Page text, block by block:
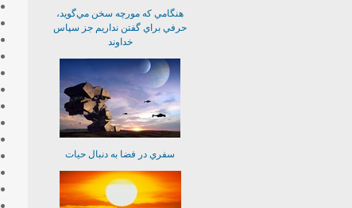
هنگامي كه مورچه سخن مي‌گويد،
حرفي براي گفتن نداريم جز سپاس
خداوند
سفري در فضا به دنبال حيات